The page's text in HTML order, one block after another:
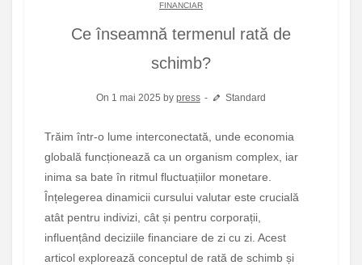
FINANCIAR
Ce înseamnă termenul rată de
schimb?
On 1 mai 2025 by press Standard
Trăim într-o lume interconectată, unde economia
globală funcționează ca un organism complex, iar
inima sa bate în ritmul fluctuațiilor monetare.
Înțelegerea dinamicii cursului valutar este crucială
atât pentru indivizi, cât și pentru corporații,
influențând deciziile financiare de zi cu zi. Acest
articol explorează conceptul de rată de schimb și